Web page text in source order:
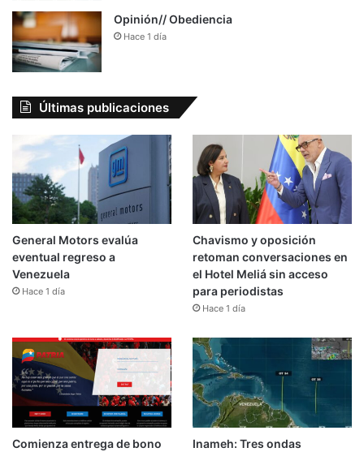
Opinión// Obediencia
Hace 1 día
Últimas publicaciones
General Motors evalúa
eventual regreso a
Venezuela
Hace 1 día
Chavismo y oposición
retoman conversaciones en
el Hotel Meliá sin acceso
para periodistas
Hace 1 día
Comienza entrega de bono
Inameh: Tres ondas